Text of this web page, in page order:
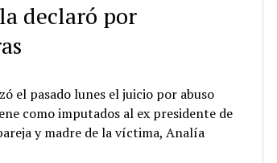
declaró por
el pasado lunes el juicio por abuso
como imputados al ex presidente de
y madre de la víctima, Analía